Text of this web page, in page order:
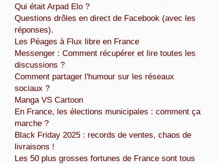
Qui était Arpad Elo ?
Questions drôles en direct de Facebook (avec les
réponses).
Les Péages à Flux libre en France
Messenger : Comment récupérer et lire toutes les
discussions ?
Comment partager l'humour sur les réseaux
sociaux ?
Manga VS Cartoon
En France, les élections municipales : comment ça
marche ?
Black Friday 2025 : records de ventes, chaos de
livraisons !
Les 50 plus grosses fortunes de France sont tous